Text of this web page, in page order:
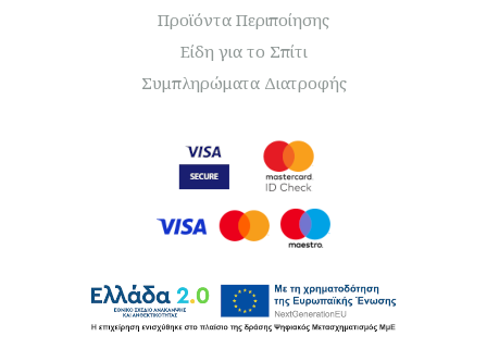
Προϊόντα Περιποίησης
Είδη για το Σπίτι
Συμπληρώματα Διατροφής